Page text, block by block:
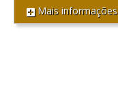
Mais informações